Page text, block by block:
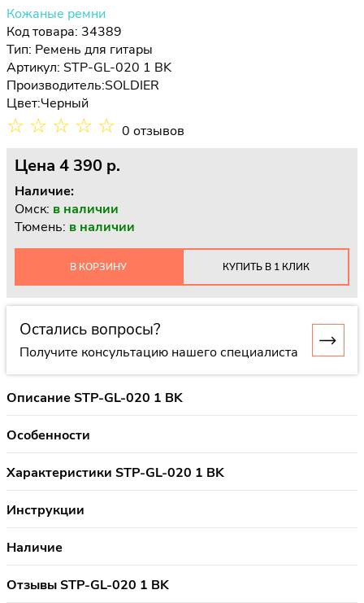
Кожаные ремни
Код товара: 34389
Тип: Ремень для гитары
Артикул: STP-GL-020 1 BK
Производитель:SOLDIER
Цвет:Черный
☆ ☆ ☆ ☆ ☆ 0 отзывов
Цена 4 390 p.
Наличие:
Омск: в наличии
Тюмень: в наличии
В КОРЗИНУ КУПИТЬ В 1 КЛИК
Остались вопросы?
Получите консультацию нашего специалиста
Описание STP-GL-020 1 BK
Особенности
Характеристики STP-GL-020 1 BK
Инструкции
Наличие
Отзывы STP-GL-020 1 BK